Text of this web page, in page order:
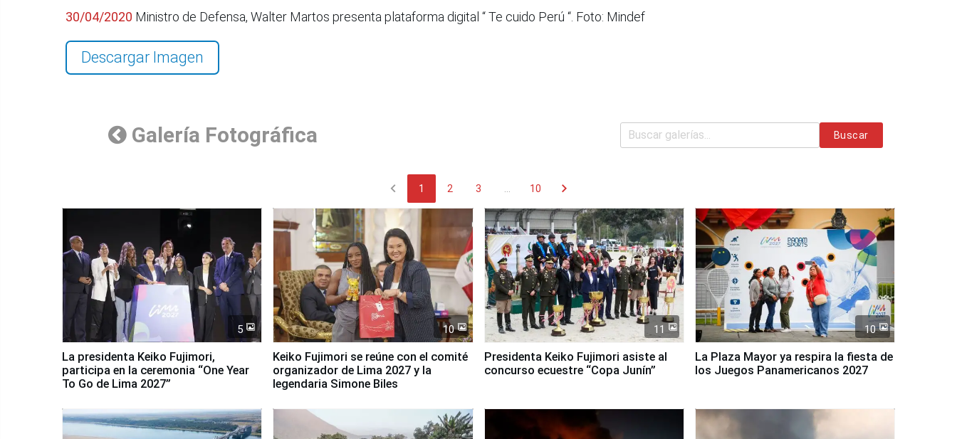
30/04/2020 Ministro de Defensa, Walter Martos presenta plataforma digital “ Te cuido Perú “. Foto: Mindef
Descargar Imagen
Galería Fotográfica Buscar
chevron_left 1 2 3 10 chevron_right
5
La presidenta Keiko Fujimori,
participa en la ceremonia “One Year
To Go de Lima 2027”
10
Keiko Fujimori se reúne con el comité
organizador de Lima 2027 y la
legendaria Simone Biles
11
Presidenta Keiko Fujimori asiste al
concurso ecuestre “Copa Junín”
10
La Plaza Mayor ya respira la fiesta de
los Juegos Panamericanos 2027